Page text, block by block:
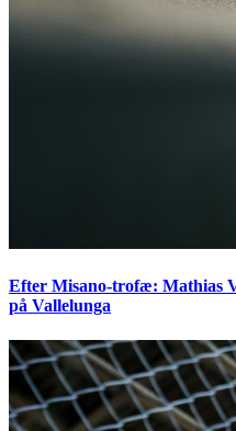
Efter Misano-trofæ: Mathias
på Vallelunga